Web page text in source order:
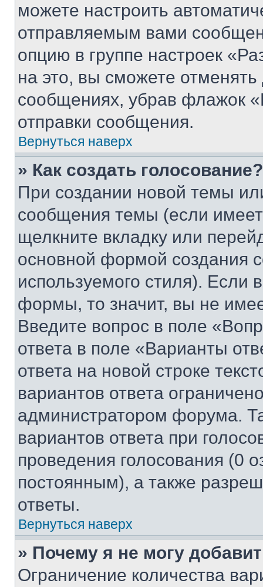
можете настроить
отправляемым вами
опцию в группе настроек
на это, вы сможете
сообщениях, убрав флажок
отправки сообщения.
Вернуться наверх
» Как создать голосование?
При создании новой темы
сообщения темы (если
щелкните вкладку или
основной формой создания
используемого стиля). Если
формы, то значит, вы не
Введите вопрос в поле
ответа в поле «Варианты
ответа на новой строке
вариантов ответа
администратором форума.
вариантов ответа при
проведения голосования (0
постоянным), а также
ответы.
Вернуться наверх
» Почему я не могу
Ограничение количества